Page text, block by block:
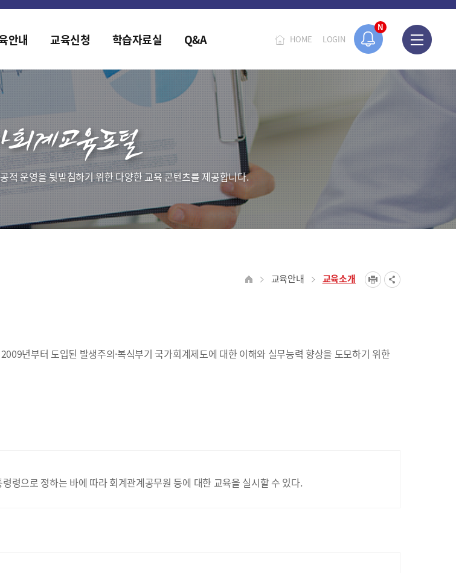
N
2019년도 국가회계 전문교육 사전수요조사 안내
HOME LOGIN
안내 교육신청 학습자료실 Q&A
적 운영을 뒷받침하기 위한 다양한 교육 콘텐츠를 제공합니다.
교육안내 교육소개
년부터 도입된 발생주의·복식부기 국가회계제도에 대한 이해와 실무능력 향상을 도모하기 위한
령으로 정하는 바에 따라 회계관계공무원 등에 대한 교육을 실시할 수 있다.